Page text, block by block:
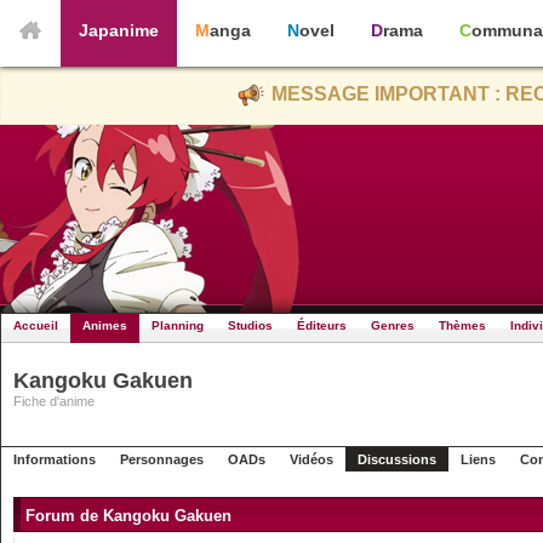
Japanime Manga Novel Drama
MESSAGE IMPORTANT :
Accueil Animes Planning Studios Éditeurs Genres Thèmes
Kangoku Gakuen
Fiche d'anime
Informations Personnages OADs Vidéos Discussions Liens
Forum de Kangoku Gakuen